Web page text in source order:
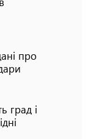
про
град і